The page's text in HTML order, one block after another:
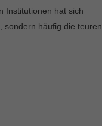
Institutionen hat sich
sondern häufig die teuren